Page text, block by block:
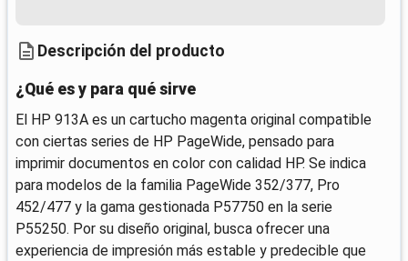
Descripción del producto
¿Qué es y para qué sirve
El HP 913A es un cartucho magenta original compatible
con ciertas series de HP PageWide, pensado para
imprimir documentos en color con calidad HP. Se indica
para modelos de la familia PageWide 352/377, Pro
452/477 y la gama gestionada P57750 en la serie
P55250. Por su diseño original, busca ofrecer una
experiencia de impresión más estable y predecible que